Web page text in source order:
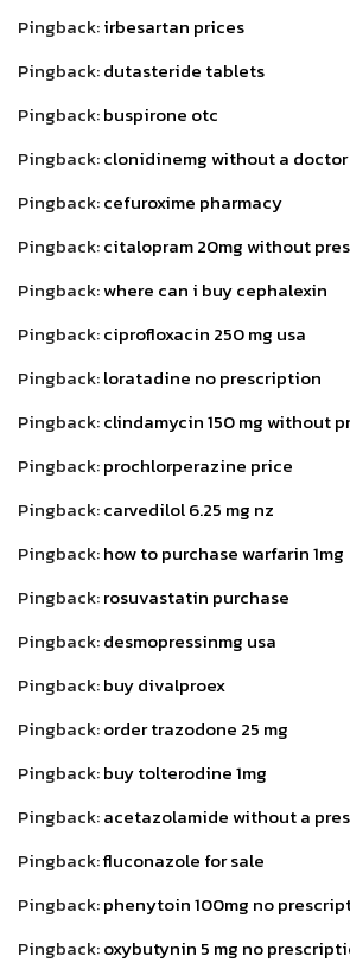
Pingback:irbesartan prices
Pingback:dutasteride tablets
Pingback:buspirone otc
Pingback:clonidinemg without a
Pingback:cefuroxime pharmacy
Pingback:citalopram 20mg without
Pingback:where can i buy cephalexin
Pingback:ciprofloxacin 250 mg usa
Pingback:loratadine no prescription
Pingback:clindamycin 150 mg without
Pingback:prochlorperazine price
Pingback:carvedilol 6.25 mg nz
Pingback:how to purchase warfarin 1mg
Pingback:rosuvastatin purchase
Pingback:desmopressinmg usa
Pingback:buy divalproex
Pingback:order trazodone 25 mg
Pingback:buy tolterodine 1mg
Pingback:acetazolamide without a
Pingback:fluconazole for sale
Pingback:phenytoin 100mg no
Pingback:oxybutynin 5 mg no